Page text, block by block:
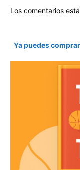
Los comentarios
Ya puedes